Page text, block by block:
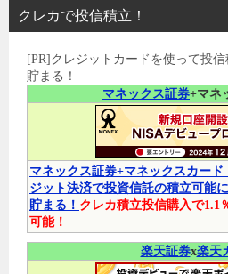
クレカで投信積立！
[PR]クレジットカードを使って投
貯まる！
マネックス証券+マネ
マネックス証券+マネックスカー
ジット決済で投資信託の積立可能
貯まる！ クレカ積立投信購入で1.1
可能！
楽天証券x楽天